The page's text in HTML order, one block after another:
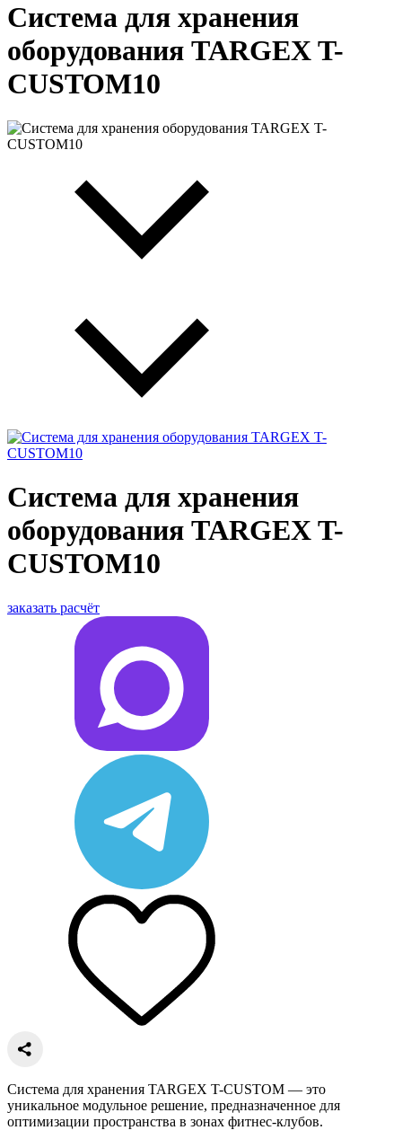
Система для хранения
оборудования TARGEX T-
CUSTOM10
Система для хранения
оборудования TARGEX T-
CUSTOM10
заказать расчёт
Система для хранения TARGEX T-CUSTOM — это
уникальное модульное решение, предназначенное для
оптимизации пространства в зонах фитнес-клубов.